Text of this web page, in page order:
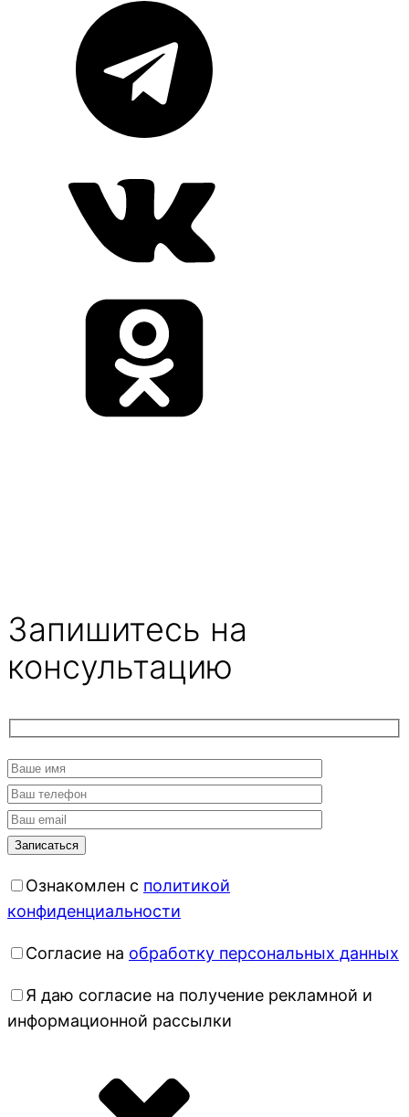
Запишитесь на
консультацию
Ознакомлен с политикой
конфиденциальности
Согласие на обработку персональных данных
Я даю согласие на получение рекламной и
информационной рассылки